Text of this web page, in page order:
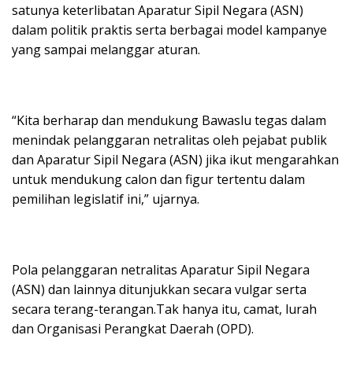
satunya keterlibatan Aparatur Sipil Negara (ASN)
dalam politik praktis serta berbagai model kampanye
yang sampai melanggar aturan.
“Kita berharap dan mendukung Bawaslu tegas dalam
menindak pelanggaran netralitas oleh pejabat publik
dan Aparatur Sipil Negara (ASN) jika ikut mengarahkan
untuk mendukung calon dan figur tertentu dalam
pemilihan legislatif ini,” ujarnya.
Pola pelanggaran netralitas Aparatur Sipil Negara
(ASN) dan lainnya ditunjukkan secara vulgar serta
secara terang-terangan.Tak hanya itu, camat, lurah
dan Organisasi Perangkat Daerah (OPD).